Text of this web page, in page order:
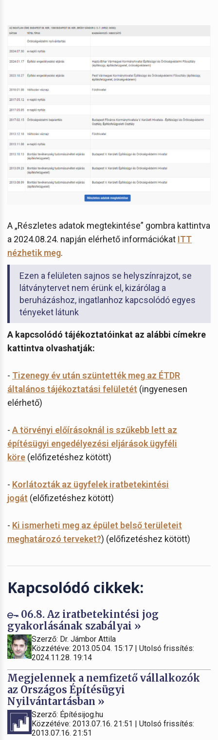
A „Részletes adatok megtekintése” gombra kattintva
a 2024.08.24. napján elérhető információkat ITT
nézhetik meg.
Ezen a felületen sajnos se helyszínrajzot, se
látványtervet nem érünk el, kizárólag a
beruházáshoz, ingatlanhoz kapcsolódó egyes
tényeket látunk
A kapcsolódó tájékoztatóinkat az alábbi címekre
kattintva olvashatják:
- Tizenegy év után szüntették meg az ÉTDR
általános tájékoztatási felületét (ingyenesen
elérhető)
- A törvényi előírásoknál is szűkebb lett az
építésügyi engedélyezési eljárások ügyféli
köre (előfizetéshez kötött)
- Korlátozták az ügyfelek iratbetekintési
jogát (előfizetéshez kötött)
- Ki ismerheti meg az épület belső területeit
meghatározó terveket?) (előfizetéshez kötött)
Kapcsolódó cikkek:
06.8. Az iratbetekintési jog
gyakorlásának szabályai »
Szerző: Dr. Jámbor Attila
Közzétéve: 2013.05.04. 15:17 | Utolsó frissítés:
2024.11.28. 19:14
Megjelennek a nemfizető vállalkozók
az Országos Építésügyi
Nyilvántartásban »
Szerző: Építésijog.hu
Közzétéve: 2013.07.16. 21:51 | Utolsó frissítés:
2013.07.16. 21:51